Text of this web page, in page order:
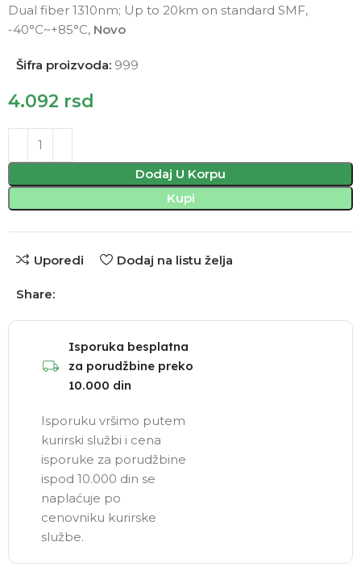
Dual fiber 1310nm; Up to 20km on standard SMF,
-40°C~+85°C, Novo
Šifra proizvoda: 999
4.092 rsd
Dodaj U Korpu
Kupi
Uporedi Dodaj na listu želja
Share:
Isporuka besplatna
za porudžbine preko
10.000 din
Isporuku vršimo putem
kurirski službi i cena
isporuke za porudžbine
ispod 10.000 din se
naplaćuje po
cenovniku kurirske
službe.